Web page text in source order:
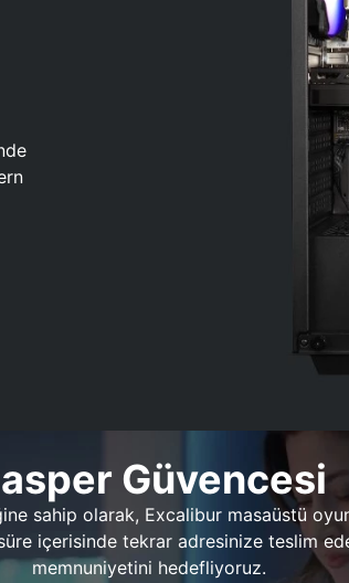
Güvencesi
sahip olarak, Excalibur masaüstü
içerisinde tekrar adresinize teslim
memnuniyetini hedefliyoruz.